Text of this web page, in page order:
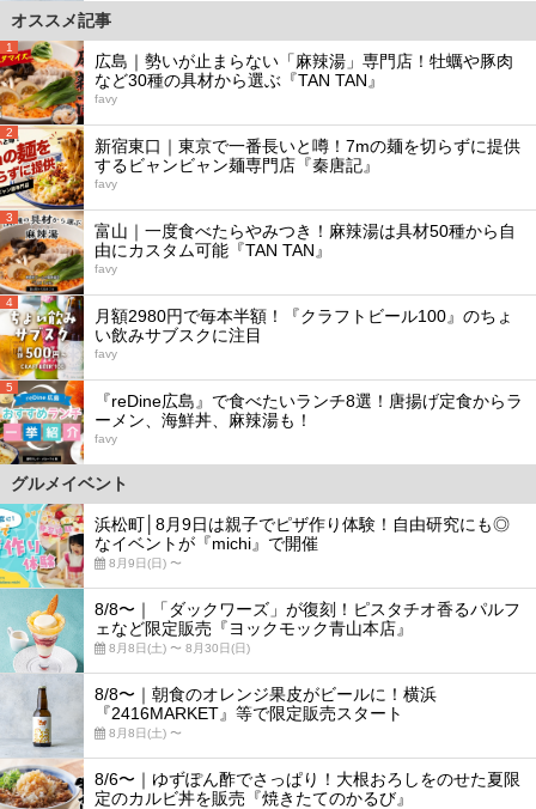
オススメ記事
1
広島｜勢いが止まらない「麻辣湯」専門店！牡蠣や豚肉
など30種の具材から選ぶ『TAN TAN』
favy
2
新宿東口｜東京で一番長いと噂！7mの麺を切らずに提供
するビャンビャン麺専門店『秦唐記』
favy
3
富山｜一度食べたらやみつき！麻辣湯は具材50種から自
由にカスタム可能『TAN TAN』
favy
4
月額2980円で毎本半額！『クラフトビール100』のちょ
い飲みサブスクに注目
favy
5
『reDine広島』で食べたいランチ8選！唐揚げ定食からラ
ーメン、海鮮丼、麻辣湯も！
favy
グルメイベント
浜松町│8月9日は親子でピザ作り体験！自由研究にも◎
なイベントが『michi』で開催
8月9日(日) 〜
8/8〜｜「ダックワーズ」が復刻！ピスタチオ香るパルフ
ェなど限定販売『ヨックモック青山本店』
8月8日(土) 〜 8月30日(日)
8/8〜｜朝食のオレンジ果皮がビールに！横浜
『2416MARKET』等で限定販売スタート
8月8日(土) 〜
8/6〜｜ゆずぽん酢でさっぱり！大根おろしをのせた夏限
定のカルビ丼を販売『焼きたてのかるび』